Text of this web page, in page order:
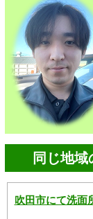
同じ地域
吹田市にて洗面